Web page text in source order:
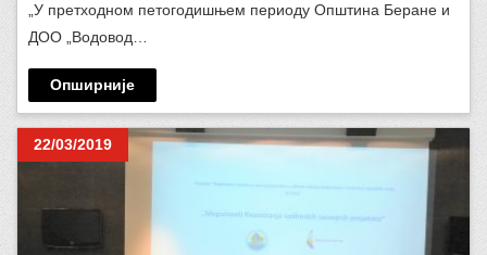
„У претходном петогодишњем периоду Општина Беране и
ДОО „Водовод…
Опширније
22/03/2019